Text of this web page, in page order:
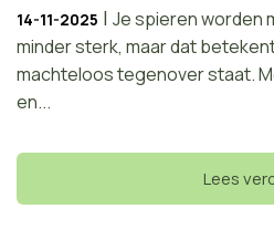
14-11-2025 | Je spieren worden
minder sterk, maar dat
machteloos tegenover staat.
en...
Lees